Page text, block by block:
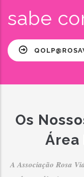
sabe
Os
Área
A Associação Rosa